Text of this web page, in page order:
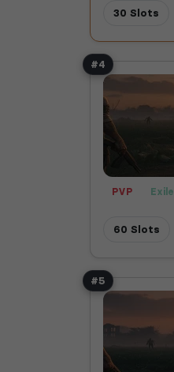
30 Slots
#4
PVP Exile
60 Slots
#5